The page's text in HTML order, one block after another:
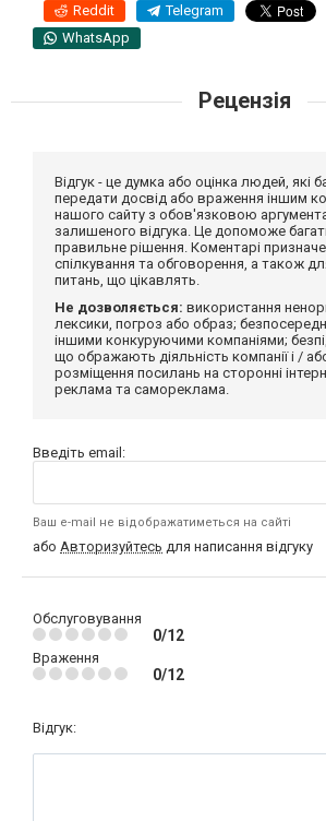
Reddit Telegram
WhatsApp
Рецензія
Відгук - це думка або оцінка людей, які
передати досвід або враження іншим
нашого сайту з обов'язковою
залишеного відгука. Це допоможе
правильне рішення. Коментарі
спілкування та обговорення, а також
питань, що цікавлять.
Не дозволяється: використання
лексики, погроз або образ;
іншими конкуруючими компаніями;
що ображають діяльність компанії і / або
розміщення посилань на сторонні
реклама та самореклама.
Введіть email:
Ваш e-mail не відображатиметься на сайті
або Авторизуйтесь для написання відгуку
Обслуговування
0/12
Враження
0/12
Відгук: